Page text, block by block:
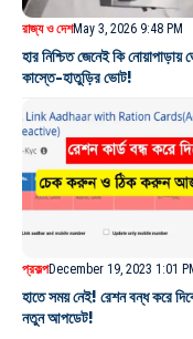
রাজ্য ও দেশMay 3, 2026 9:48 PM
হার নিশ্চিত জেনেই কি
কাস্তে-হাতুড়ির ভোট!
প্রকল্পDecember 19, 2023 1:01
হাতে সময় নেই! রেশন বন্ধ করে
নতুন আপডেট!